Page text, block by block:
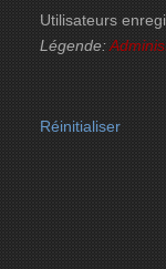
Utilisateurs
Légende:
Réinitialiser